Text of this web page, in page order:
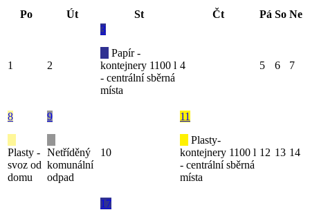
Po Út St Čt Pá So Ne
1 2
3
Papír -
kontejnery 1100 l
- centrální sběrná
místa
4 5 6 7
8
Plasty -
svoz od
domu
9
Netříděný
komunální
odpad
10
11
Plasty-
kontejnery 1100 l
- centrální sběrná
místa
12 13 14
17